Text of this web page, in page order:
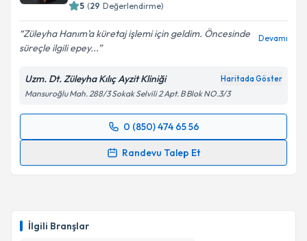
İlgili Branşlar
5 (29 Değerlendirme)
Züleyha Hanım’a küretaj işlemi için geldim. Öncesinde
süreçle ilgili epey...
Devamı
Uzm. Dt. Züleyha Kılıç Ayzit Kliniği Haritada Göster
Mansuroğlu Mah. 288/3 Sokak Selvili 2 Apt. B Blok NO.3/3
0 (850) 474 65 56
Randevu Talep Et
Randevu Takvimi Talebi
bilgilendireceğiz.